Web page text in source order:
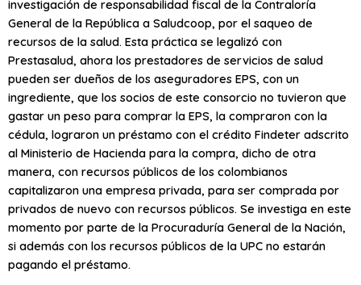
investigación de responsabilidad fiscal de la Contraloría
General de la República a Saludcoop, por el saqueo de
recursos de la salud. Esta práctica se legalizó con
Prestasalud, ahora los prestadores de servicios de salud
pueden ser dueños de los aseguradores EPS, con un
ingrediente, que los socios de este consorcio no tuvieron que
gastar un peso para comprar la EPS, la compraron con la
cédula, lograron un préstamo con el crédito Findeter adscrito
al Ministerio de Hacienda para la compra, dicho de otra
manera, con recursos públicos de los colombianos
capitalizaron una empresa privada, para ser comprada por
privados de nuevo con recursos públicos. Se investiga en este
momento por parte de la Procuraduría General de la Nación,
si además con los recursos públicos de la UPC no estarán
pagando el préstamo.